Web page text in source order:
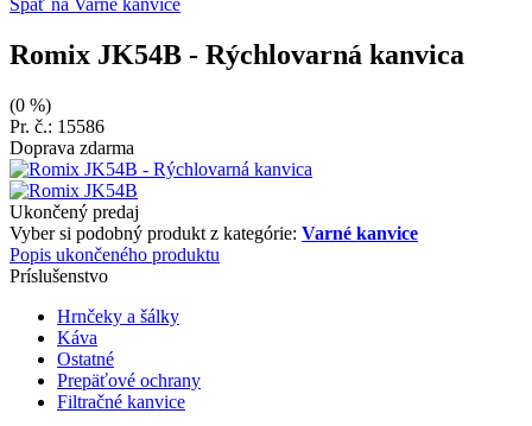
Späť na Varné kanvice
Romix JK54B - Rýchlovarná kanvica
(0 %)
Pr. č.: 15586
Doprava zdarma
Ukončený predaj
Vyber si podobný produkt z kategórie: Varné kanvice
Popis ukončeného produktu
Príslušenstvo
Hrnčeky a šálky
Káva
Ostatné
Prepäťové ochrany
Filtračné kanvice